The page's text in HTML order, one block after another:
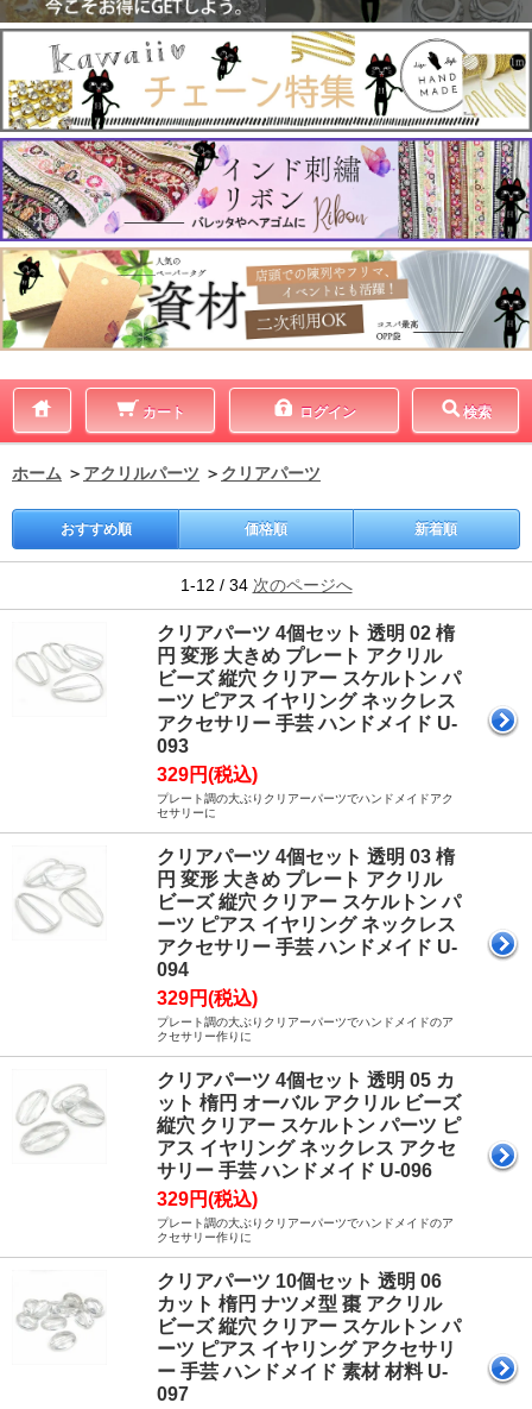
カート ログイン 検索
ホーム ＞ アクリルパーツ ＞ クリアパーツ
おすすめ順 価格順 新着順
1-12 / 34 次のページへ
クリアパーツ 4個セット 透明 02 楕
円 変形 大きめ プレート アクリル
ビーズ 縦穴 クリアー スケルトン パ
ーツ ピアス イヤリング ネックレス
アクセサリー 手芸 ハンドメイド U-
093
329円(税込)
プレート調の大ぶりクリアーパーツでハンドメイドアク
セサリーに
クリアパーツ 4個セット 透明 03 楕
円 変形 大きめ プレート アクリル
ビーズ 縦穴 クリアー スケルトン パ
ーツ ピアス イヤリング ネックレス
アクセサリー 手芸 ハンドメイド U-
094
329円(税込)
プレート調の大ぶりクリアーパーツでハンドメイドのア
クセサリー作りに
クリアパーツ 4個セット 透明 05 カ
ット 楕円 オーバル アクリル ビーズ
縦穴 クリアー スケルトン パーツ ピ
アス イヤリング ネックレス アクセ
サリー 手芸 ハンドメイド U-096
329円(税込)
プレート調の大ぶりクリアーパーツでハンドメイドのア
クセサリー作りに
クリアパーツ 10個セット 透明 06
カット 楕円 ナツメ型 棗 アクリル
ビーズ 縦穴 クリアー スケルトン パ
ーツ ピアス イヤリング アクセサリ
ー 手芸 ハンドメイド 素材 材料 U-
097